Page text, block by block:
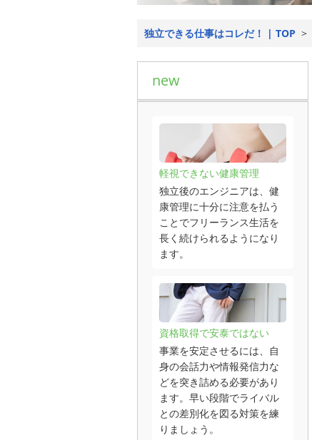
独立できる仕事はコレだ！ | TOP >
new
軽視できない健康管理
独立後のエンジニアは、健
康管理に十分に注意を払う
ことでフリーランス生活を
長く続けられるようになり
ます。
資格取得で安泰ではない
事業を安定させるには、自
身の会話力や情報発信力な
どを突き詰める必要があり
ます。早い段階でライバル
との差別化を図る対策を練
りましょう。